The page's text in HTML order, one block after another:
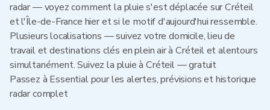
radar — voyez comment la pluie s'est déplacée sur Créteil
et l'Île-de-France hier et si le motif d'aujourd'hui ressemble.
Plusieurs localisations — suivez votre domicile, lieu de
travail et destinations clés en plein air à Créteil et alentours
simultanément. Suivez la pluie à Créteil — gratuit
Passez à Essential pour les alertes, prévisions et historique
radar complet